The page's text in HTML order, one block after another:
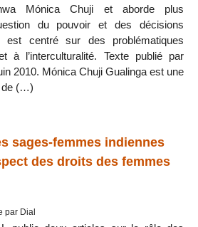
Mónica Chuji et aborde plus
du pouvoir et des décisions
est centré sur des problématiques
à l’interculturalité. Texte publié par
2010. Mónica Chuji Gualinga est une
de (…)
sages-femmes indiennes
des droits des femmes
par Dial